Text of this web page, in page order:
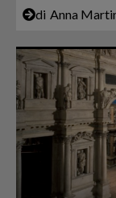
di Anna